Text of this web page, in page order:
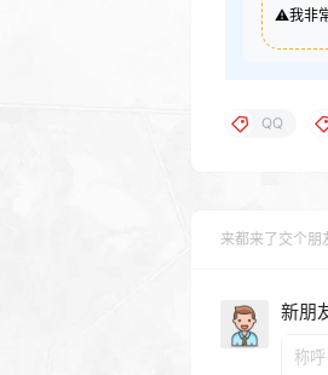
⚠️我非
QQ
来都来了交个朋
新朋